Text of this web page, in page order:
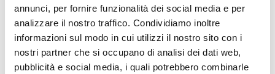
annunci, per fornire funzionalità dei social media e per
analizzare il nostro traffico. Condividiamo inoltre
informazioni sul modo in cui utilizzi il nostro sito con i
nostri partner che si occupano di analisi dei dati web,
pubblicità e social media, i quali potrebbero combinarle
GPS per testare la condizione degli atleti, dalla
metodologia dell’allenamento al settore medico
preventivo. L’Istituto Italiano di Tecnologia (IIT ) e il
Genoa Cricket and Football Club hanno iniziato una
collaborazione per studiare e approfondire il tema della